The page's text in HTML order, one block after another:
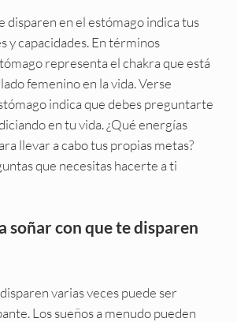
disparen en el estómago indica tus
y capacidades. En términos
representa el chakra que está
femenino en la vida. Verse
indica que debes preguntarte
en tu vida. ¿Qué energías
llevar a cabo tus propias metas?
que necesitas hacerte a ti
soñar con que te disparen
varias veces puede ser
Los sueños a menudo pueden